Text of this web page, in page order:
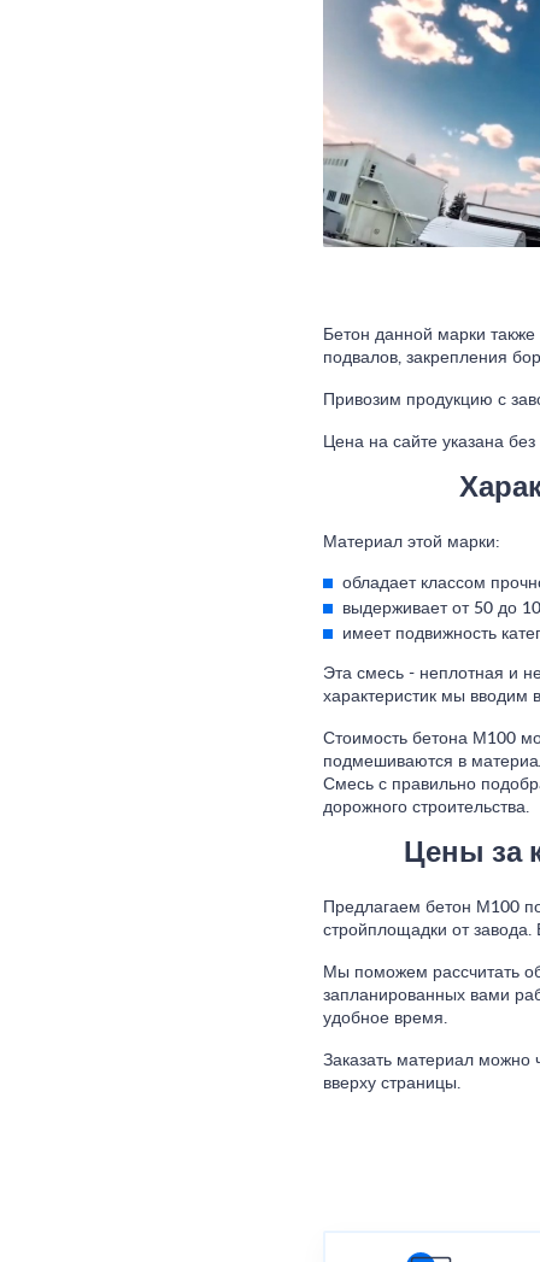
Бетон данной марки
подвалов, закрепления
Привозим продукцию с
Цена на сайте указана
Материал этой марки:
обладает классом
выдерживает от 50 до
имеет подвижность
Эта смесь - неплотная и
характеристик мы вводим
Стоимость бетона М100
подмешиваются в
Смесь с правильно
дорожного строительства.
Цены за
Предлагаем бетон М100
стройплощадки от
Мы поможем рассчитать
запланированных вами
удобное время.
Заказать материал можно
вверху страницы.